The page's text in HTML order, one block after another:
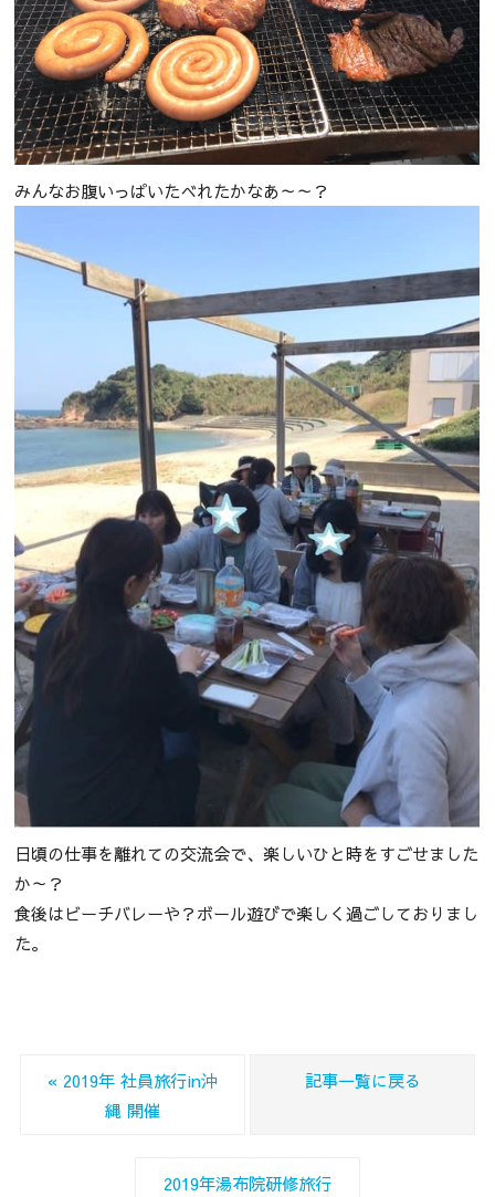
みんなお腹いっぱいたべれたかなあ～～？
日頃の仕事を離れての交流会で、楽しいひと時をすごせました
か～？
食後はビーチバレーや？ボール遊びで楽しく過ごしておりまし
た。
« 2019年 社員旅行in沖
縄 開催
記事一覧に戻る
2019年湯布院研修旅行